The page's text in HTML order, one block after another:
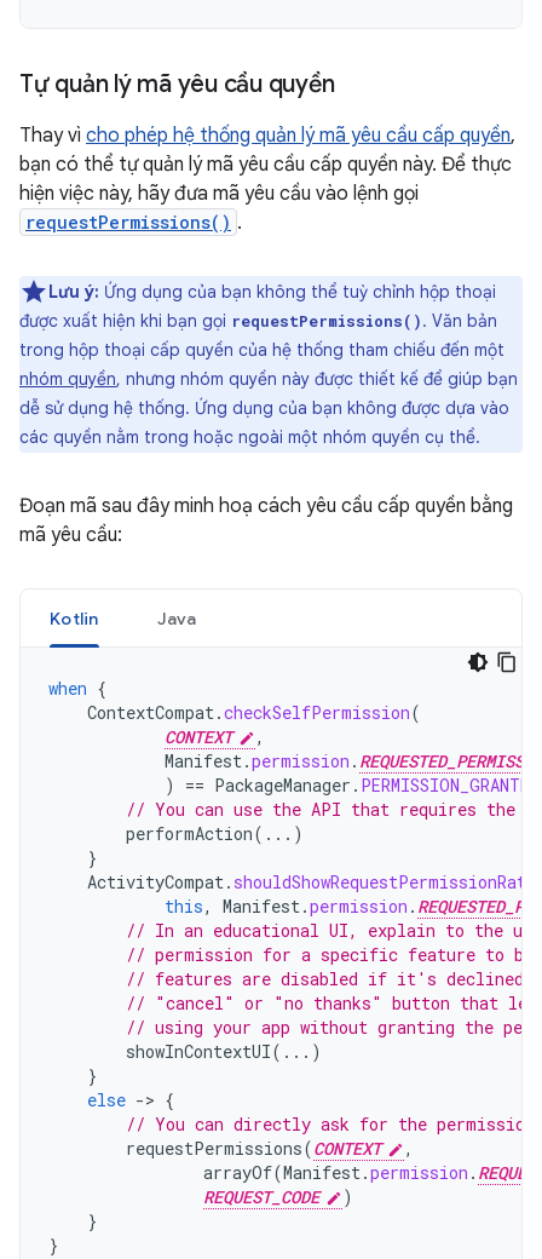
Tự quản lý mã yêu cầu quyền
Thay vì cho phép hệ thống quản lý mã yêu cầu cấp quyền,
bạn có thể tự quản lý mã yêu cầu cấp quyền này. Để thực
hiện việc này, hãy đưa mã yêu cầu vào lệnh gọi
requestPermissions() .
Lưu ý: Ứng dụng của bạn không thể tuỳ chỉnh hộp thoại
được xuất hiện khi bạn gọi requestPermissions(). Văn bản
trong hộp thoại cấp quyền của hệ thống tham chiếu đến một
nhóm quyền, nhưng nhóm quyền này được thiết kế để giúp bạn
dễ sử dụng hệ thống. Ứng dụng của bạn không được dựa vào
các quyền nằm trong hoặc ngoài một nhóm quyền cụ thể.
Đoạn mã sau đây minh hoạ cách yêu cầu cấp quyền bằng
mã yêu cầu:
Kotlin Java
when {
ContextCompat.checkSelfPermission(
CONTEXT
,
Manifest.permission .
)
== PackageManager . PERMISSION_GRANTED
// You can use the API that requires the
performAction(...)
}
ActivityCompat.
this, Manifest.permission .
// In an educational UI, explain to the
// permission for a specific feature to
// features are disabled if it's
// "cancel" or "no thanks" button that
// using your app without granting the
showInContextUI(...)
}
else -> {
// You can directly ask for the
requestPermissions(CONTEXT
,
arrayOf(Manifest.permission .
REQUEST_CODE
)
}
}